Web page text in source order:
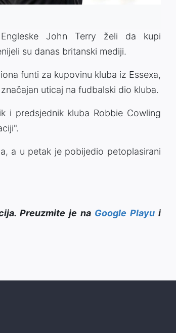
John Terry želi da kupi
su danas britanski mediji.
funti za kupovinu kluba iz Essexa,
uticaj na fudbalski dio kluba.
i predsjednik kluba Robbie Cowling
a u petak je pobijedio petoplasirani
Preuzmite je na Google Playui